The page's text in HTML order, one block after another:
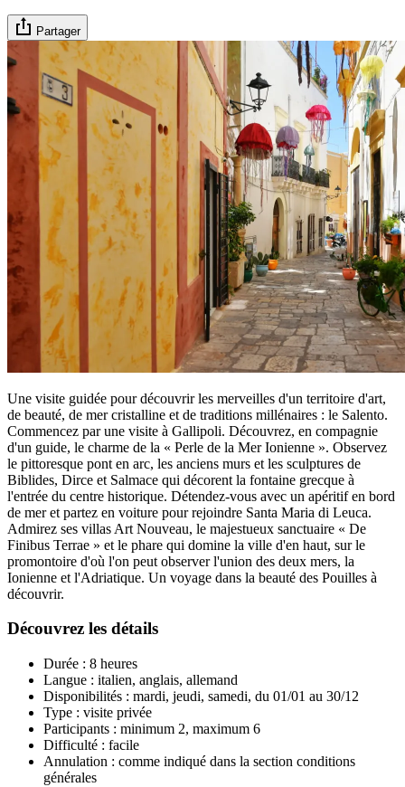
Partager
Une visite guidée pour découvrir les merveilles d'un territoire d'art,
de beauté, de mer cristalline et de traditions millénaires : le Salento.
Commencez par une visite à Gallipoli. Découvrez, en compagnie
d'un guide, le charme de la « Perle de la Mer Ionienne ». Observez
le pittoresque pont en arc, les anciens murs et les sculptures de
Biblides, Dirce et Salmace qui décorent la fontaine grecque à
l'entrée du centre historique. Détendez-vous avec un apéritif en bord
de mer et partez en voiture pour rejoindre Santa Maria di Leuca.
Admirez ses villas Art Nouveau, le majestueux sanctuaire « De
Finibus Terrae » et le phare qui domine la ville d'en haut, sur le
promontoire d'où l'on peut observer l'union des deux mers, la
Ionienne et l'Adriatique. Un voyage dans la beauté des Pouilles à
découvrir.
Découvrez les détails
Durée : 8 heures
Langue : italien, anglais, allemand
Disponibilités : mardi, jeudi, samedi, du 01/01 au 30/12
Type : visite privée
Participants : minimum 2, maximum 6
Difficulté : facile
Annulation : comme indiqué dans la section conditions
générales